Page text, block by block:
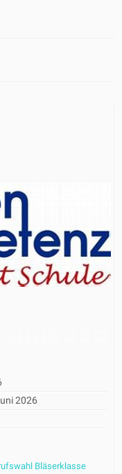
2026
Bläserklasse